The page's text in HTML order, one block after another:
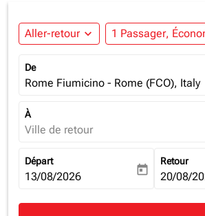
Aller-retour expand_more 1 Passager,
De
Rome Fiumicino - Rome (FCO), Italy
À
Ville de retour
Départ
fc-booking-departure-date-aria-label
13/08/2026 today
Retour
fc-
20/08/